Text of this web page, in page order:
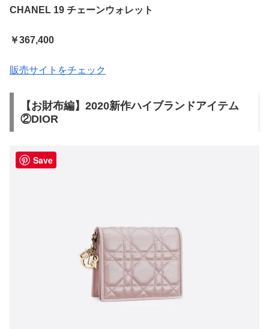
CHANEL 19 チェーンウォレット
￥367,400
販売サイトをチェック
【お財布編】2020新作ハイブランドアイテム
②DIOR
Save